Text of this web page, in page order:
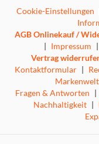
Cookie-Einstellungen
AGB Onlinekauf /
| Impressum |
Vertrag
Kontaktformular |
Markenwelt
Fragen & Antworten |
Nachhaltigkeit |